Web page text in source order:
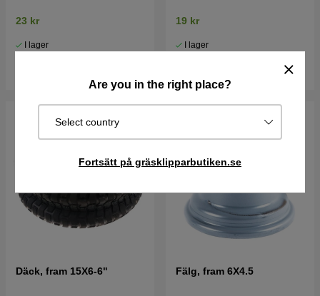
Are you in the right place?
Select country
Fortsätt på gräsklipparbutiken.se
23 kr
I lager
19 kr
I lager
Däck, fram 15X6-6" Fälg, fram 6X4.5